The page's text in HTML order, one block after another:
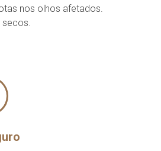
nos olhos afetados.
secos.